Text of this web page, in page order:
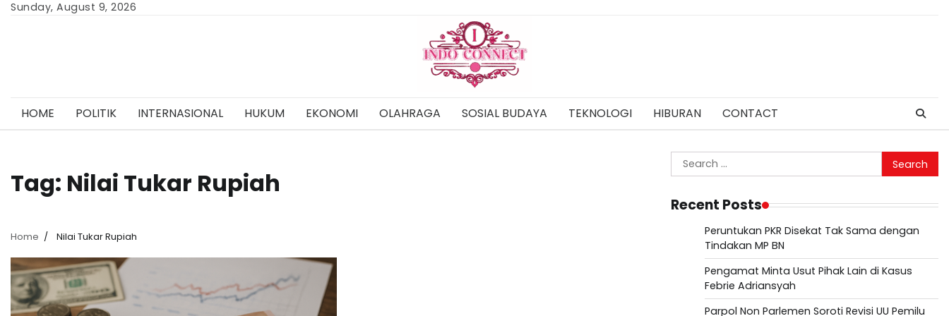
SkipSunday, August 9, 2026
HOME POLITIK INTERNASIONAL HUKUM EKONOMI OLAHRAGA SOSIAL BUDAYA TEKNOLOGI HIBURAN CONTACT
Tag: Nilai Tukar Rupiah
Home Nilai Tukar Rupiah
Search
for:
Recent Posts
Peruntukan PKR Disekat Tak Sama dengan
Tindakan MP BN
Pengamat Minta Usut Pihak Lain di Kasus
Febrie Adriansyah
Parpol Non Parlemen Soroti Revisi UU Pemilu